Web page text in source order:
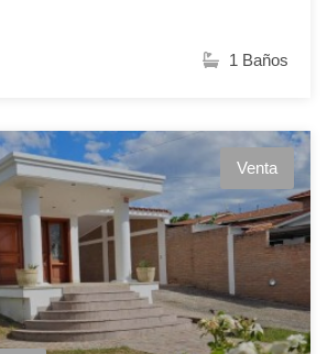
1 Baños
Venta